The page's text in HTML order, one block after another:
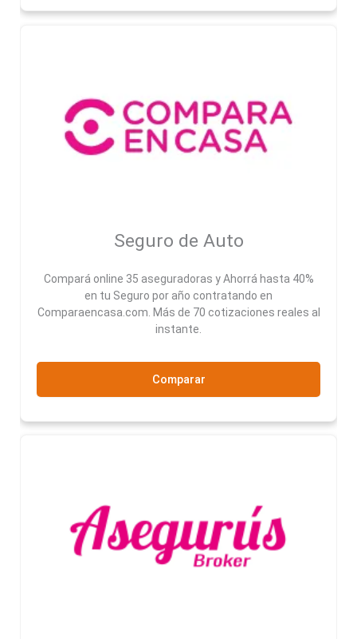
Seguro de Auto
Compará online 35 aseguradoras y Ahorrá hasta 40%
en tu Seguro por año contratando en
Comparaencasa.com. Más de 70 cotizaciones reales al
instante.
Comparar